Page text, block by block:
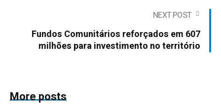
NEXT POST
Fundos Comunitários reforçados em 607
milhões para investimento no território
More posts